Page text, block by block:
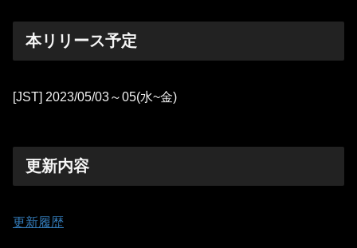
本リリース予定
[JST] 2023/05/03～05(水~金)
更新内容
更新履歴